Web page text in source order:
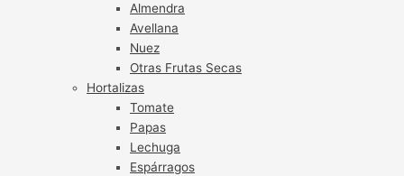
Almendra
Avellana
Nuez
Otras Frutas Secas
Hortalizas
Tomate
Papas
Lechuga
Espárragos